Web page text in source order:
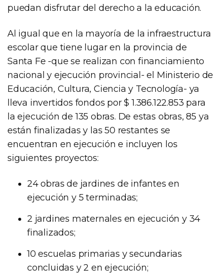
puedan disfrutar del derecho a la educación.
Al igual que en la mayoría de la infraestructura
escolar que tiene lugar en la provincia de
Santa Fe -que se realizan con financiamiento
nacional y ejecución provincial- el Ministerio de
Educación, Cultura, Ciencia y Tecnología- ya
lleva invertidos fondos por $ 1.386.122.853 para
la ejecución de 135 obras. De estas obras, 85 ya
están finalizadas y las 50 restantes se
encuentran en ejecución e incluyen los
siguientes proyectos:
24 obras de jardines de infantes en
ejecución y 5 terminadas;
2 jardines maternales en ejecución y 34
finalizados;
10 escuelas primarias y secundarias
concluidas y 2 en ejecución;